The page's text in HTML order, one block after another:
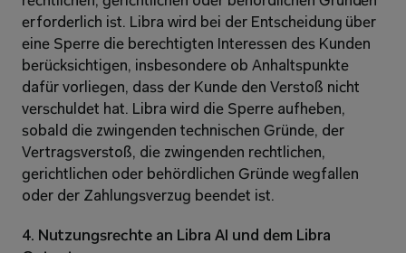
erforderlich ist. Libra wird bei der Entscheidung über
eine Sperre die berechtigten Interessen des Kunden
berücksichtigen, insbesondere ob Anhaltspunkte
dafür vorliegen, dass der Kunde den Verstoß nicht
verschuldet hat. Libra wird die Sperre aufheben,
sobald die zwingenden technischen Gründe, der
Vertragsverstoß, die zwingenden rechtlichen,
gerichtlichen oder behördlichen Gründe wegfallen
oder der Zahlungsverzug beendet ist.
4. Nutzungsrechte an Libra AI und dem Libra